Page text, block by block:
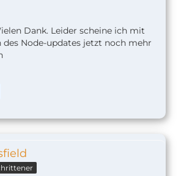
Dank. Leider scheine ich mit
des Node-updates jetzt noch mehr